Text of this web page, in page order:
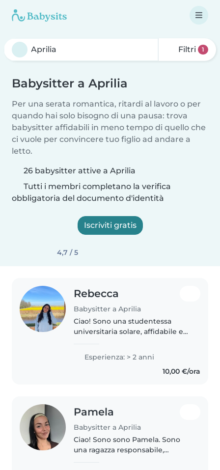
Filtri 1
Babysitter a Aprilia
Per una serata romantica, ritardi al lavoro o per
quando hai solo bisogno di una pausa: trova
babysitter affidabili in meno tempo di quello che
ci vuole per convincere tuo figlio ad andare a
letto.
26 babysitter attive a Aprilia
Tutti i membri completano la verifica
obbligatoria del documento d'identità
Iscriviti gratis
4,7 / 5
Rebecca
Babysitter a Aprilia
Ciao! Sono una studentessa
universitaria solare, affidabile e
alla cura dei più piccoli. Essere
una sorella maggiore mi ha
Esperienza: > 2 anni
10,00 €/ora
Pamela
Babysitter a Aprilia
Ciao! Sono sono Pamela. Sono
una ragazza responsabile,